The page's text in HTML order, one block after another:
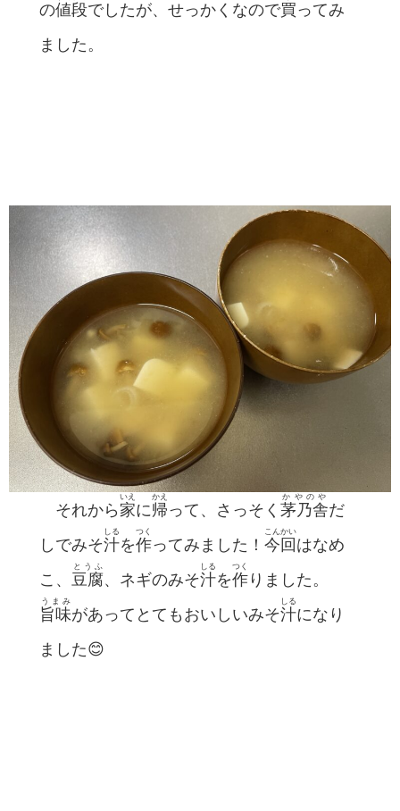
の値段でしたが、せっかくなので買ってみ
ました。
それから 家
いえ
に帰
かえ
って、さっそく茅乃舎
かやのや
だ
しでみそ汁
しる
を作
つく
ってみました！今回
こんかい
はなめ
こ、 豆腐
とうふ
、ネギのみそ汁
しる
を作
つく
りました。
旨味
うまみ
があってとてもおいしいみそ汁
しる
になり
ました😊